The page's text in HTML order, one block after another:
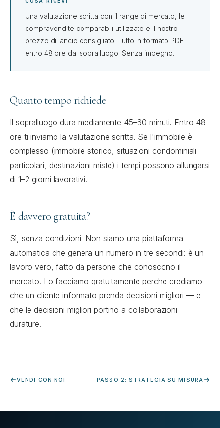
Una valutazione scritta con il range di mercato, le
compravendite comparabili utilizzate e il nostro
prezzo di lancio consigliato. Tutto in formato PDF
entro 48 ore dal sopralluogo. Senza impegno.
Quanto tempo richiede
Il sopralluogo dura mediamente 45–60 minuti. Entro 48
ore ti inviamo la valutazione scritta. Se l'immobile è
complesso (immobile storico, situazioni condominiali
particolari, destinazioni miste) i tempi possono allungarsi
di 1–2 giorni lavorativi.
È davvero gratuita?
Sì, senza condizioni. Non siamo una piattaforma
automatica che genera un numero in tre secondi: è un
lavoro vero, fatto da persone che conoscono il
mercato. Lo facciamo gratuitamente perché crediamo
che un cliente informato prenda decisioni migliori — e
che le decisioni migliori portino a collaborazioni
durature.
VENDI CON NOI PASSO 2: STRATEGIA SU MISURA